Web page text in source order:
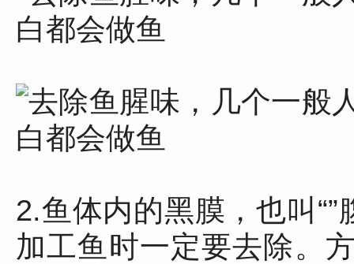
2.鱼体内的黑膜，也叫
加工鱼时一定要去除。